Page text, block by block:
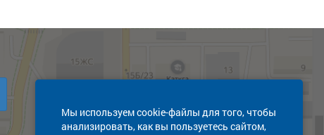
Мы используем cookie-файлы для того, чтобы
анализировать, как вы пользуетесь сайтом,